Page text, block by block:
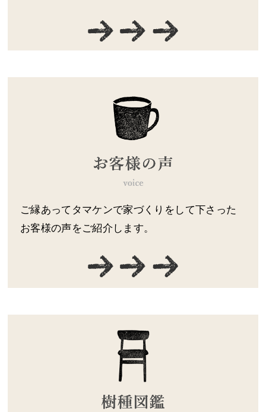
ご縁あってタマケンで家づくりをして下さった
お客様の声をご紹介します。